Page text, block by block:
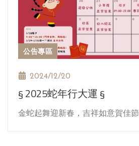
公告專區
2024/12/20
§ 2025蛇年行大運 §
金蛇起舞迎新春，吉祥如意賀佳節